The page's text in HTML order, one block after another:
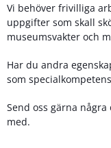
Vi behöver frivilliga
uppgifter som skall
museumsvakter och
Har du andra
som
Send oss gärna
med.